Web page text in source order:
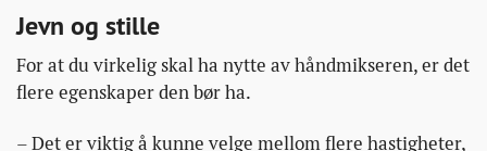
Jevn og stille
For at du virkelig skal ha nytte av håndmikseren, er det
flere egenskaper den bør ha.
– Det er viktig å kunne velge mellom flere hastigheter,